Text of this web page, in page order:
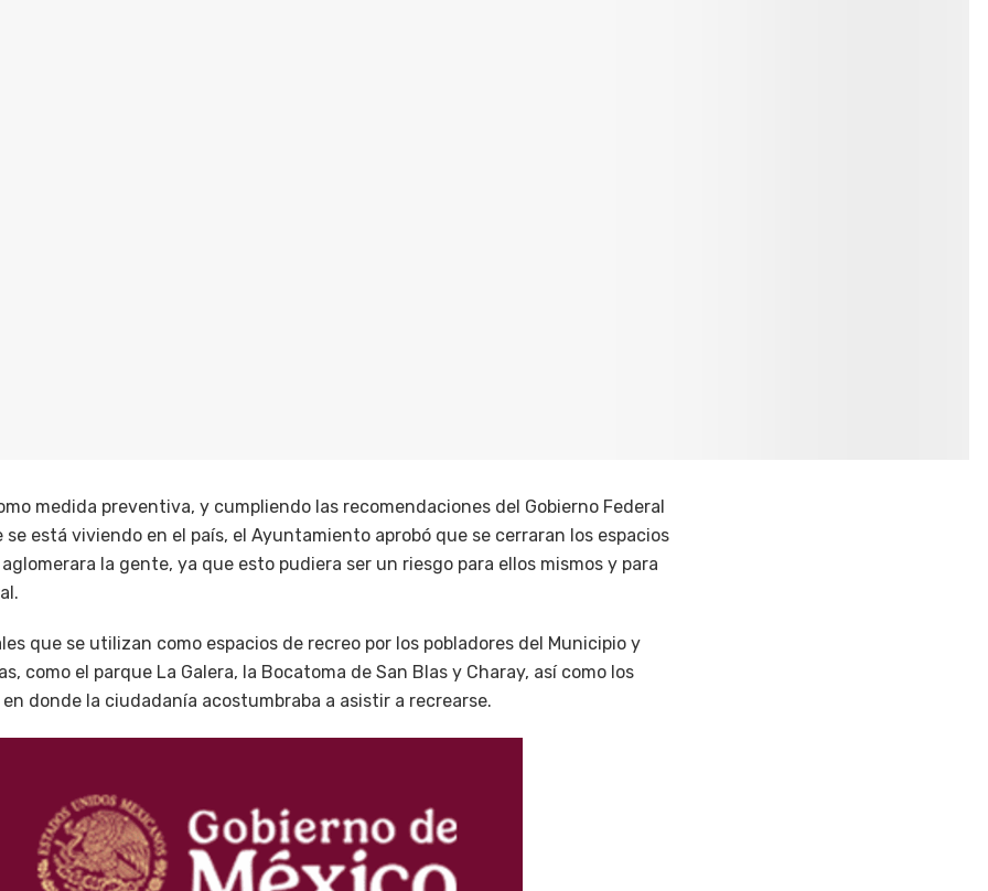
medida preventiva, y cumpliendo las recomendaciones del Gobierno Federal
está viviendo en el país, el Ayuntamiento aprobó que se cerraran los espacios
la gente, ya que esto pudiera ser un riesgo para ellos mismos y para
que se utilizan como espacios de recreo por los pobladores del Municipio y
como el parque La Galera, la Bocatoma de San Blas y Charay, así como los
donde la ciudadanía acostumbraba a asistir a recrearse.